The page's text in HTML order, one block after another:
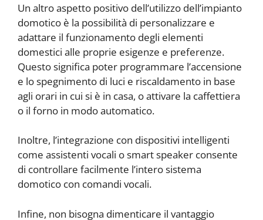
Un altro aspetto positivo dell’utilizzo dell’impianto
domotico è la possibilità di personalizzare e
adattare il funzionamento degli elementi
domestici alle proprie esigenze e preferenze.
Questo significa poter programmare l’accensione
e lo spegnimento di luci e riscaldamento in base
agli orari in cui si è in casa, o attivare la caffettiera
o il forno in modo automatico.
Inoltre, l’integrazione con dispositivi intelligenti
come assistenti vocali o smart speaker consente
di controllare facilmente l’intero sistema
domotico con comandi vocali.
Infine, non bisogna dimenticare il vantaggio